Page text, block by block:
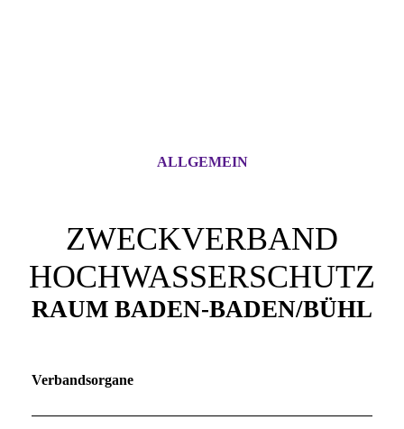
ALLGEMEIN
ZWECKVERBAND
HOCHWASSERSCHUTZ
RAUM BADEN-BADEN/BÜHL
Verbandsorgane